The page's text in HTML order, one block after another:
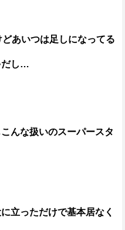
あいつは足しになってる
だし…
んな扱いのスーパースタ
立っただけで基本居なく